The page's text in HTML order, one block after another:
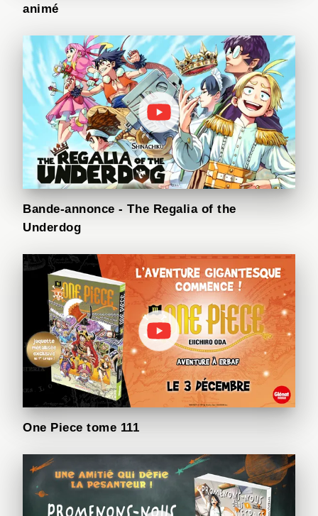
animé
Bande-annonce - The Regalia of the
Underdog
One Piece tome 111